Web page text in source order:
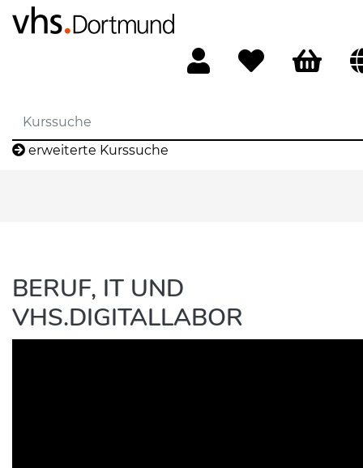
erweiterte Kurssuche
BERUF, IT UND
VHS.DIGITALLABOR